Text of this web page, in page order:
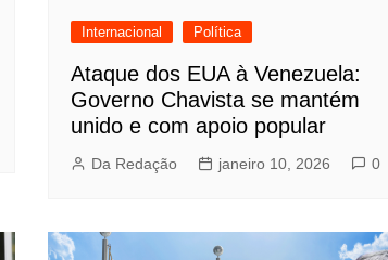
Internacional Política
Ataque dos EUA à Venezuela:
Governo Chavista se mantém
unido e com apoio popular
Da Redação janeiro 10, 2026 0